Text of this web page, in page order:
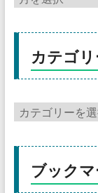
カテゴリ
ブックマ